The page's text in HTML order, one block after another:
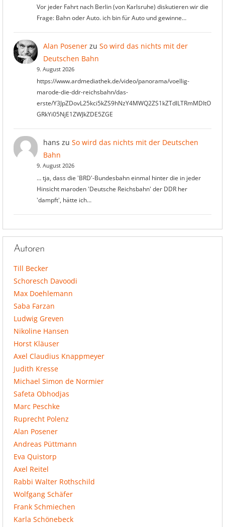
Vor jeder Fahrt nach Berlin (von Karlsruhe) diskutieren wir die
Frage: Bahn oder Auto. ich bin für Auto und gewinne…
Alan Posenerzu So wird das nichts mit der
Deutschen Bahn
9. August 2026
https://www.ardmediathek.de/video/panorama/voellig-
marode-die-ddr-reichsbahn/das-
erste/Y3JpZDovL25kci5kZS9hNzY4MWQ2ZS1kZTdlLTRmMDItO
GRkYi05NjE1ZWJkZDE5ZGE
hans zu So wird das nichts mit der Deutschen
Bahn
9. August 2026
… tja, dass die 'BRD'-Bundesbahn einmal hinter die in jeder
Hinsicht maroden 'Deutsche Reichsbahn' der DDR her
'dampft', hätte ich…
Autoren
Till Becker
Schoresch Davoodi
Max Doehlemann
Saba Farzan
Ludwig Greven
Nikoline Hansen
Horst Kläuser
Axel Claudius Knappmeyer
Judith Kresse
Michael Simon de Normier
Safeta Obhodjas
Marc Peschke
Ruprecht Polenz
Alan Posener
Andreas Püttmann
Eva Quistorp
Axel Reitel
Rabbi Walter Rothschild
Wolfgang Schäfer
Frank Schmiechen
Karla Schönebeck